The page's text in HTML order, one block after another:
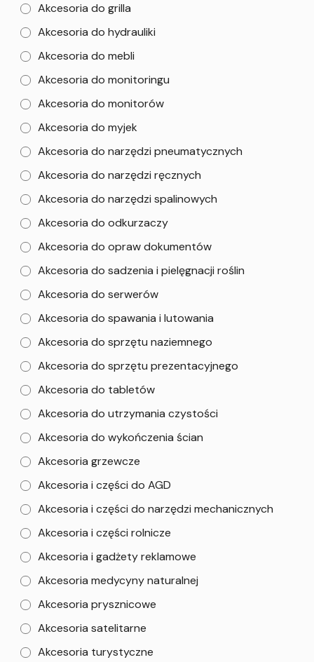
Akcesoria do grilla
Akcesoria do hydrauliki
Akcesoria do mebli
Akcesoria do monitoringu
Akcesoria do monitorów
Akcesoria do myjek
Akcesoria do narzędzi pneumatycznych
Akcesoria do narzędzi ręcznych
Akcesoria do narzędzi spalinowych
Akcesoria do odkurzaczy
Akcesoria do opraw dokumentów
Akcesoria do sadzenia i pielęgnacji roślin
Akcesoria do serwerów
Akcesoria do spawania i lutowania
Akcesoria do sprzętu naziemnego
Akcesoria do sprzętu prezentacyjnego
Akcesoria do tabletów
Akcesoria do utrzymania czystości
Akcesoria do wykończenia ścian
Akcesoria grzewcze
Akcesoria i części do AGD
Akcesoria i części do narzędzi mechanicznych
Akcesoria i części rolnicze
Akcesoria i gadżety reklamowe
Akcesoria medycyny naturalnej
Akcesoria prysznicowe
Akcesoria satelitarne
Akcesoria turystyczne